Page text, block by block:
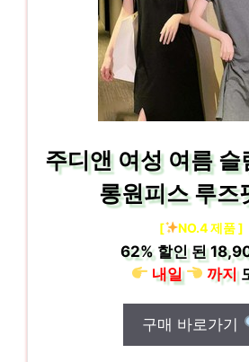
주디앤 여성 여름 슬
롱원피스 루즈
[ NO.4 제품 ]
62% 할인 된
내일
까지
구매 바로가기